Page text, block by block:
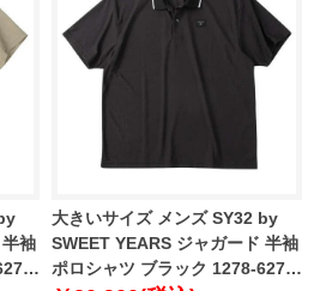
袖
大きいサイズ メンズ SY32 by
SWEET YEARS ジャガード 半袖
ポロシャツ ブラック 1278-6277-